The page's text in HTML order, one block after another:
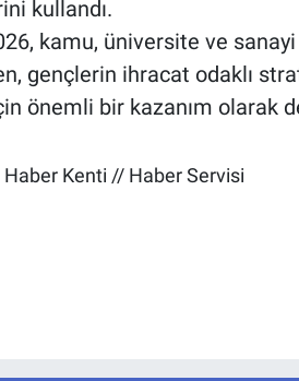
kullandı.
kamu, üniversite ve
gençlerin ihracat odaklı
önemli bir kazanım olarak
Haber Kenti // Haber Servisi